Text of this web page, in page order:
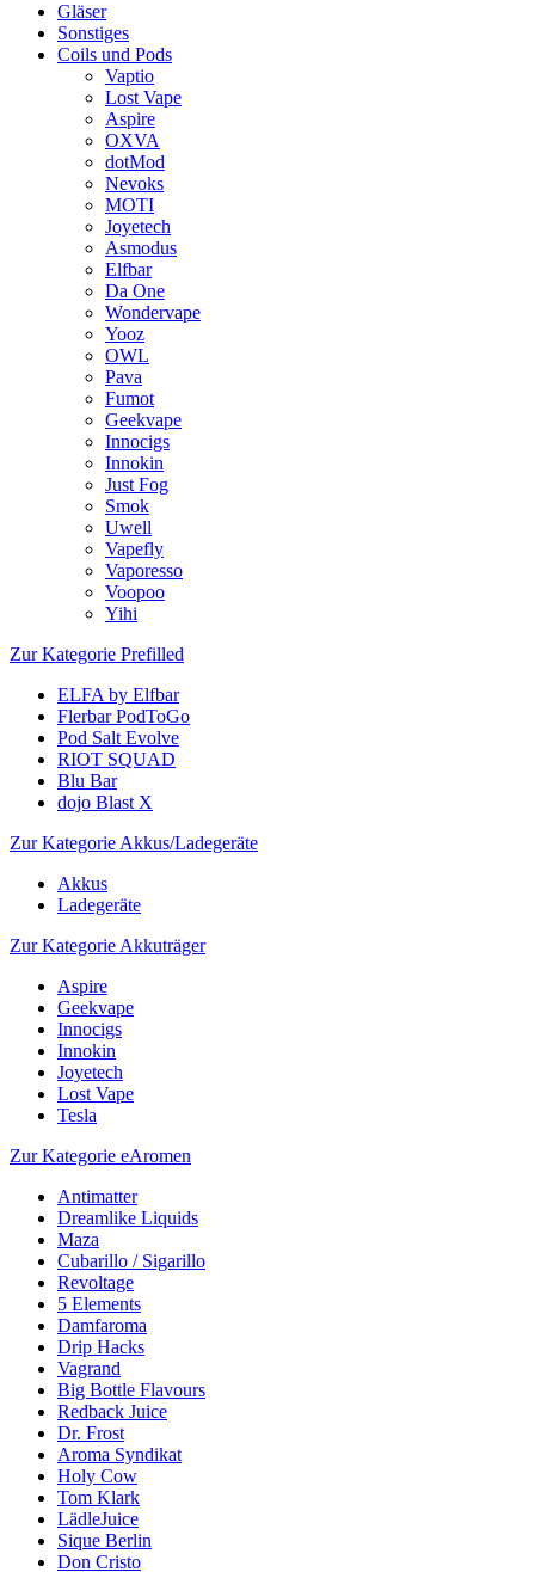
Gläser
Sonstiges
Coils und Pods
Vaptio
Lost Vape
Aspire
OXVA
dotMod
Nevoks
MOTI
Joyetech
Asmodus
Elfbar
Da One
Wondervape
Yooz
OWL
Pava
Fumot
Geekvape
Innocigs
Innokin
Just Fog
Smok
Uwell
Vapefly
Vaporesso
Voopoo
Yihi
Zur Kategorie Prefilled
ELFA by Elfbar
Flerbar PodToGo
Pod Salt Evolve
RIOT SQUAD
Blu Bar
dojo Blast X
Zur Kategorie Akkus/Ladegeräte
Akkus
Ladegeräte
Zur Kategorie Akkuträger
Aspire
Geekvape
Innocigs
Innokin
Joyetech
Lost Vape
Tesla
Zur Kategorie eAromen
Antimatter
Dreamlike Liquids
Maza
Cubarillo / Sigarillo
Revoltage
5 Elements
Damfaroma
Drip Hacks
Vagrand
Big Bottle Flavours
Redback Juice
Dr. Frost
Aroma Syndikat
Holy Cow
Tom Klark
LädleJuice
Sique Berlin
Don Cristo